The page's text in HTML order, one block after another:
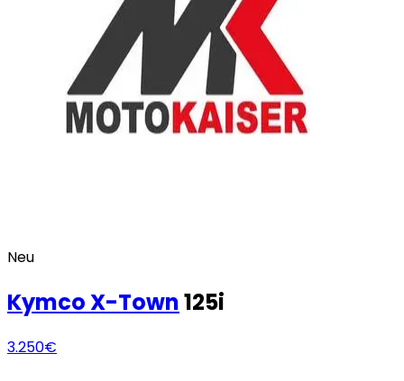
Neu
KymcoX-Town125i
3.250€